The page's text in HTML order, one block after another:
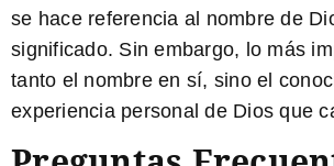
se hace referencia al nombre de
significado. Sin embargo, lo más
tanto el nombre en sí, sino el
experiencia personal de Dios que